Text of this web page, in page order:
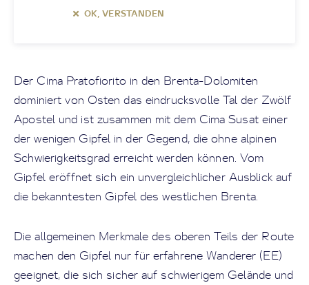
OK, VERSTANDEN
Der Cima Pratofiorito in den Brenta-Dolomiten
dominiert von Osten das eindrucksvolle Tal der Zwölf
Apostel und ist zusammen mit dem Cima Susat einer
der wenigen Gipfel in der Gegend, die ohne alpinen
Schwierigkeitsgrad erreicht werden können. Vom
Gipfel eröffnet sich ein unvergleichlicher Ausblick auf
die bekanntesten Gipfel des westlichen Brenta.
Die allgemeinen Merkmale des oberen Teils der Route
machen den Gipfel nur für erfahrene Wanderer (EE)
geeignet, die sich sicher auf schwierigem Gelände und